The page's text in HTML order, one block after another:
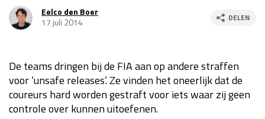
Kwalificatie
za 23:00 - 00:00
GP MEXICO 2026
GP SÃO PAULO 2026
Kwalificatie
za 19:00 - 20:00
Race
zo 18:00 - 20:00
Eelco den Boer
17 juli 2014
DELEN
De teams dringen bij de FIA aan op andere straffen
voor ‘unsafe releases’. Ze vinden het oneerlijk dat de
coureurs hard worden gestraft voor iets waar zij geen
controle over kunnen uitoefenen.